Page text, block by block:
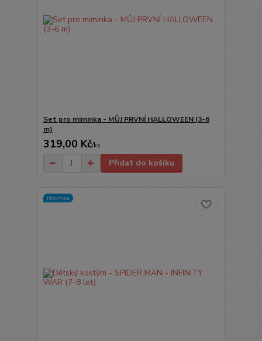
Set pro miminka - MŮJ PRVNÍ HALLOWEEN (3-6
m)
319,00 Kč/ks
Přidat do košíku
Novinka